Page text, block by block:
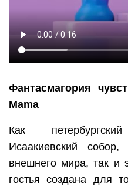
Фантасмагория
Mama
Как
Исаакиевский
внешнего мира, так и
гостья создана для